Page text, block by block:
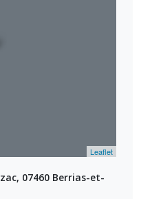
Leaflet
07460 Berrias-et-